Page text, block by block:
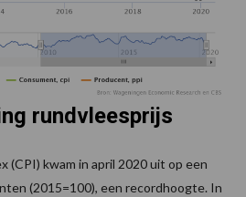
rundvleesprijs
(CPI) kwam in april 2020 uit op een
(2015=100), een recordhoogte. In